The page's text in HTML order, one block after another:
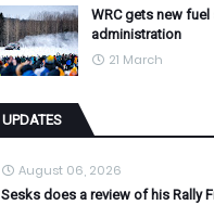
WRC gets new
administration
21 March
UPDATES
August 06, 2026
Sesks does a review of his Rally